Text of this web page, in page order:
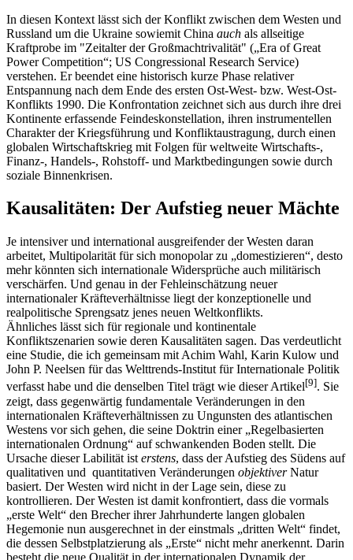
In diesen Kontext lässt sich der Konflikt zwischen dem Westen und
Russland um die Ukraine sowiemit China auch als allseitige
Kraftprobe im "Zeitalter der Großmachtrivalität" („Era of Great
Power Competition“; US Congressional Research Service)
verstehen. Er beendet eine historisch kurze Phase relativer
Entspannung nach dem Ende des ersten Ost-West- bzw. West-Ost-
Konflikts 1990. Die Konfrontation zeichnet sich aus durch ihre drei
Kontinente erfassende Feindeskonstellation, ihren instrumentellen
Charakter der Kriegsführung und Konfliktaustragung, durch einen
globalen Wirtschaftskrieg mit Folgen für weltweite Wirtschafts-,
Finanz-, Handels-, Rohstoff- und Marktbedingungen sowie durch
soziale Binnenkrisen.
Kausalitäten: Der Aufstieg neuer Mächte
Je intensiver und international ausgreifender der Westen daran
arbeitet, Multipolarität für sich monopolar zu „domestizieren“, desto
mehr könnten sich internationale Widersprüche auch militärisch
verschärfen. Und genau in der Fehleinschätzung neuer
internationaler Kräfteverhältnisse liegt der konzeptionelle und
realpolitische Sprengsatz jenes neuen Weltkonflikts.
Ähnliches lässt sich für regionale und kontinentale
Konfliktszenarien sowie deren Kausalitäten sagen. Das verdeutlicht
eine Studie, die ich gemeinsam mit Achim Wahl, Karin Kulow und
John P. Neelsen für das Welttrends-Institut für Internationale Politik
verfasst habe und die denselben Titel trägt wie dieser Artikel[9]. Sie
zeigt, dass gegenwärtig fundamentale Veränderungen in den
internationalen Kräfteverhältnissen zu Ungunsten des atlantischen
Westens vor sich gehen, die seine Doktrin einer „Regelbasierten
internationalen Ordnung“ auf schwankenden Boden stellt. Die
Ursache dieser Labilität ist erstens, dass der Aufstieg des Südens auf
qualitativen und quantitativen Veränderungen objektiverNatur
basiert. Der Westen wird nicht in der Lage sein, diese zu
kontrollieren. Der Westen ist damit konfrontiert, dass die vormals
„erste Welt“ den Brecher ihrer Jahrhunderte langen globalen
Hegemonie nun ausgerechnet in der einstmals „dritten Welt“ findet,
die dessen Selbstplatzierung als „Erste“ nicht mehr anerkennt. Darin
besteht die neue Qualität in der internationalen Dynamik der